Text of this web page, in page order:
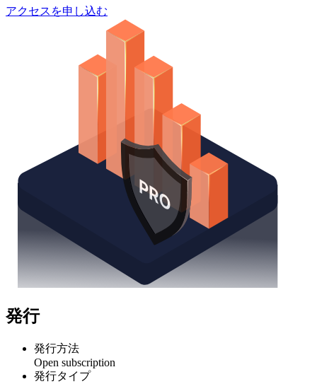
アクセスを申し込む
発行
発行方法
Open subscription
発行タイプ